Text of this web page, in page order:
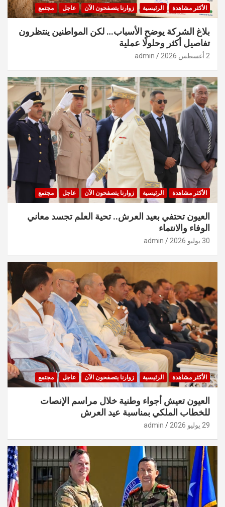
الأكثر مشاهدة الرئيسية زوارنا يتصفحون الآن عاجل مجتمع
بلاغ الشركة يوضح الأسباب… لكن المواطنين ينتظرون
تفاصيل أكثر وحلولًا عملية
2 أغسطس 2026 admin
الأكثر مشاهدة الرئيسية زوارنا يتصفحون الآن عاجل مجتمع
العيون تحتفي بعيد العرش.. تحية العلم تجسد معاني
الوفاء والانتماء
30 يوليو 2026 admin
الأكثر مشاهدة الرئيسية زوارنا يتصفحون الآن عاجل مجتمع
العيون تعيش أجواء وطنية خلال مراسم الإنصات
للخطاب الملكي بمناسبة عيد العرش
29 يوليو 2026 admin